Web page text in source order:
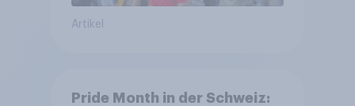
Artikel
Pride Month in der Schweiz: